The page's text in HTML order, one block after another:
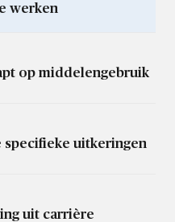
werken
op middelengebruik
uitkeringen
uit carrière